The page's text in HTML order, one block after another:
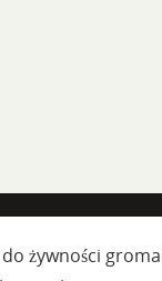
żywności